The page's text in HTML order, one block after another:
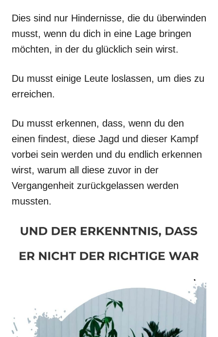
Dies sind nur Hindernisse, die du überwinden
musst, wenn du dich in eine Lage bringen
möchten, in der du glücklich sein wirst.
Du musst einige Leute loslassen, um dies zu
erreichen.
Du musst erkennen, dass, wenn du den
einen findest, diese Jagd und dieser Kampf
vorbei sein werden und du endlich erkennen
wirst, warum all diese zuvor in der
Vergangenheit zurückgelassen werden
mussten.